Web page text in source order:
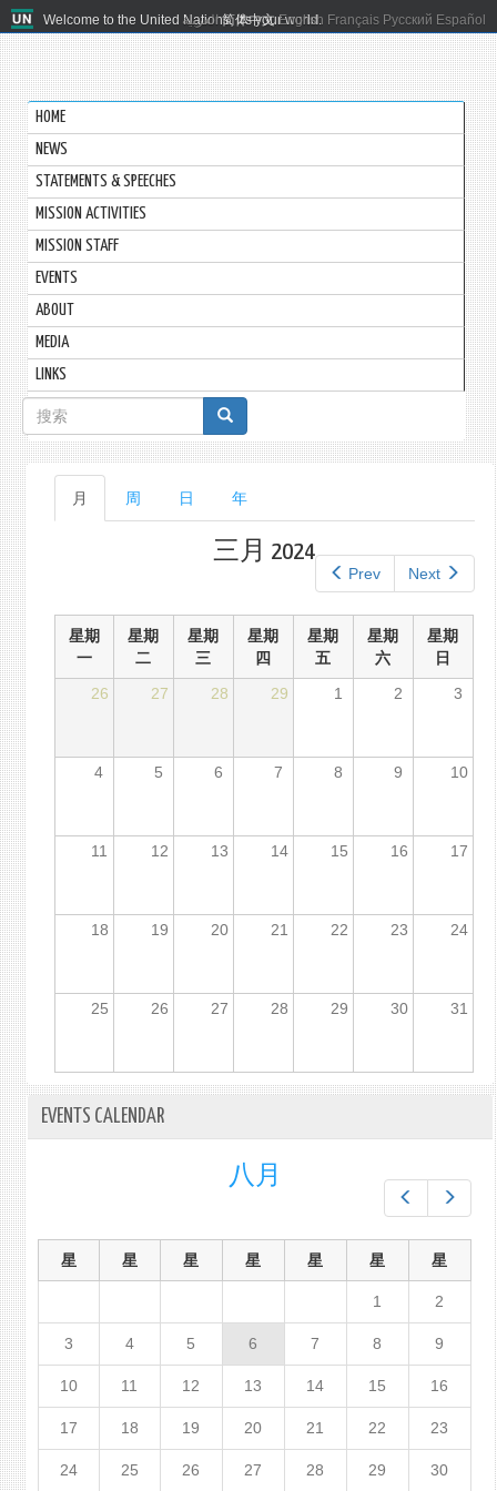
Welcome to the United Nations. It's your world.
العربية 简体中文 English Français Русский Español
HOME
NEWS
STATEMENTS & SPEECHES
MISSION ACTIVITIES
MISSION STAFF
EVENTS
ABOUT
MEDIA
LINKS
搜
索
表
单
主
标
月 周 日 年
Prev Next
三月 2024
星期
一
星期
二
星期
三
星期
四
星期
五
星期
六
星期
日
26
27 28 29 1 2 3
4 5 6 7 8 9 10
11 12 13 14 15 16 17
18 19 20 21 22 23 24
25 26 27 28 29 30 31
EVENTS CALENDAR
八月
星 星 星 星 星 星 星
1 2
3 4 5 6 7 8 9
10 11 12 13 14 15 16
17 18 19 20 21 22 23
24 25 26 27 28 29 30